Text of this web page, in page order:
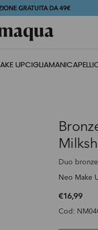
GRATUITA DA 49€
MAQUA
UPCIGLIAMANICAPELLI
Duo
Neo Make
PREZZO
€16,99
Cod: